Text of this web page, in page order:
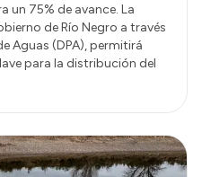
un 75% de avance. La
de Río Negro a través
Aguas (DPA), permitirá
para la distribución del